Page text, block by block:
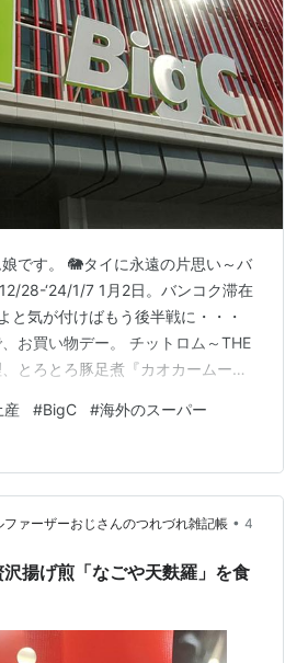
です。 🐘タイに永遠の片思い～バ
28-‘24/1/7 1月2日。バンコク滞在
と気が付けばもう後半戦に・・・
お買い物デー。 チットロム～THE
とろとろ豚足煮『カオカームー』
土産～タイの調味料やお菓子を買
め 今回の戦利品 おまけ・BTS構内
きてた「TURTLE」 チットロム～
料理、とろとろ豚足煮『カオカーム
。プロンポン駅か…
産 #BigC #海外のスーパー
ァーザーおじさんのつれづれ雑記帳 • 4
揚げ煎「なごや天麩羅」を食